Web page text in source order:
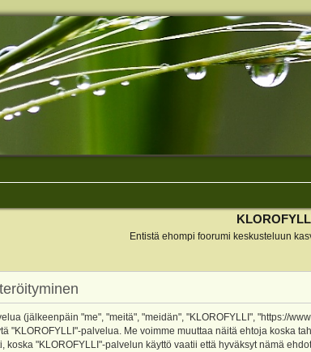
Entistä ehompi foorumi keskusteluun
(jälkeenpäin "me", "meitä", "meidän", "KLOROFYLLI", "https://
"KLOROFYLLI"-palvelua. Me voimme muuttaa näitä ehtoja koska
koska "KLOROFYLLI"-palvelun käyttö vaatii että hyväksyt nämä